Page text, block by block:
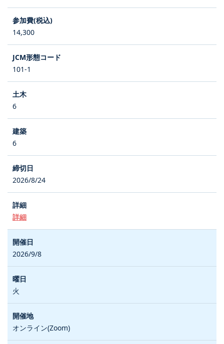
14,300
101-1
6
6
2026/8/24
詳細
2026/9/8
火
オンライン(Zoom)